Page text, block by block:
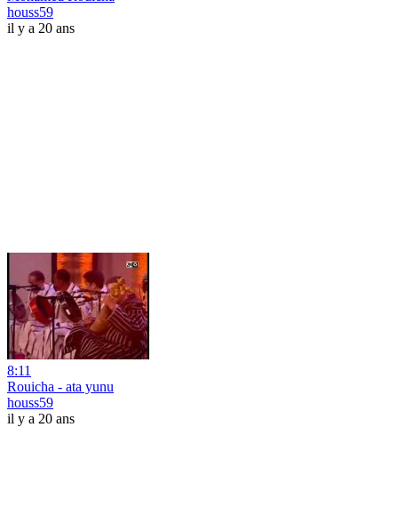
houss59
il y a 20 ans
8:11
Rouicha - ata yunu
houss59
il y a 20 ans